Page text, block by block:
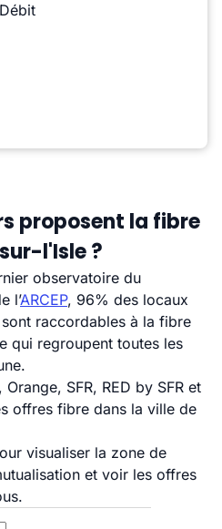
proposent la fibre
l'Isle ?
observatoire du
l’ARCEP, 96% des locaux
raccordables à la fibre
qui regroupent toutes les
SFR, RED by SFR et
offres fibre dans la ville de
visualiser la zone de
et voir les offres